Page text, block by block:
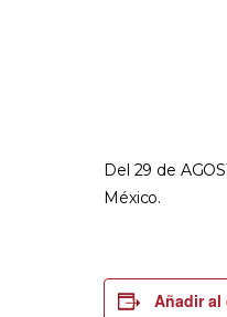
Del 29 de
México.
Añadir al